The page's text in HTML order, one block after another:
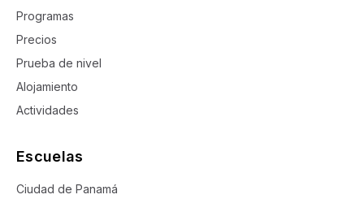
Programas
Precios
Prueba de nivel
Alojamiento
Actividades
Escuelas
Ciudad de Panamá